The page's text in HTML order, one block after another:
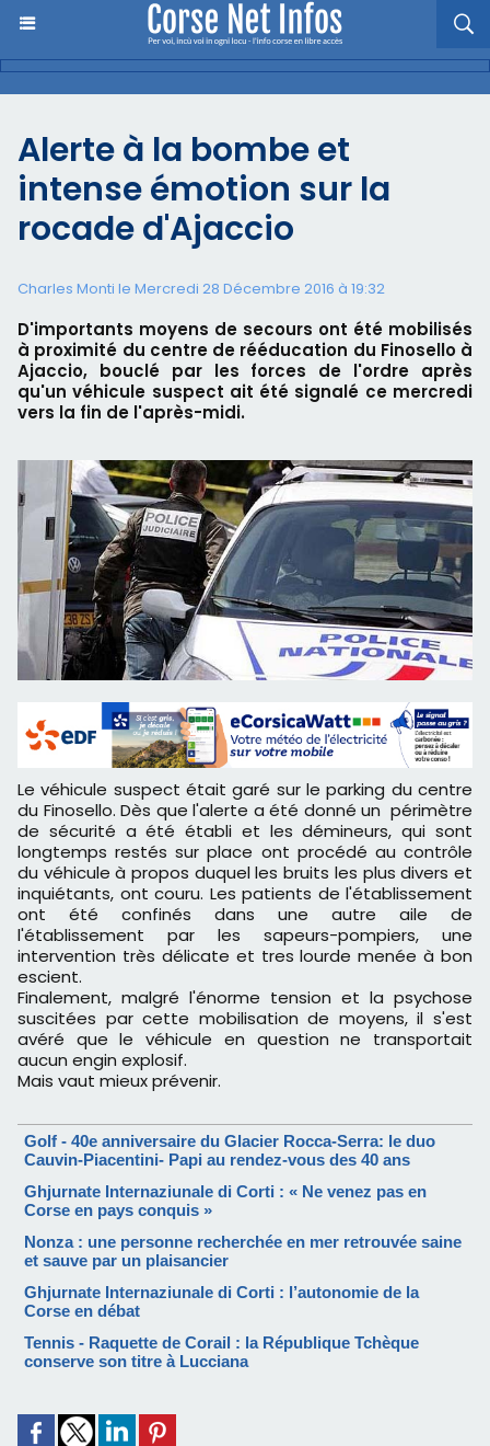
Alerte à la bombe et
intense émotion sur la
rocade d'Ajaccio
Charles Monti le Mercredi 28 Décembre 2016 à 19:32
D'importants moyens de secours ont été mobilisés
à proximité du centre de rééducation du Finosello à
Ajaccio, bouclé par les forces de l'ordre après
qu'un véhicule suspect ait été signalé ce mercredi
vers la fin de l'après-midi.
Le véhicule suspect était garé sur le parking du centre
du Finosello. Dès que l'alerte a été donné un périmètre
de sécurité a été établi et les démineurs, qui sont
longtemps restés sur place ont procédé au contrôle
du véhicule à propos duquel les bruits les plus divers et
inquiétants, ont couru. Les patients de l'établissement
ont été confinés dans une autre aile de
l'établissement par les sapeurs-pompiers, une
intervention très délicate et tres lourde menée à bon
escient.
Finalement, malgré l'énorme tension et la psychose
suscitées par cette mobilisation de moyens, il s'est
avéré que le véhicule en question ne transportait
aucun engin explosif.
Mais vaut mieux prévenir.
Golf - 40e anniversaire du Glacier Rocca-Serra: le duo
Cauvin-Piacentini- Papi au rendez-vous des 40 ans
Ghjurnate Internaziunale di Corti : « Ne venez pas en
Corse en pays conquis »
Nonza : une personne recherchée en mer retrouvée saine
et sauve par un plaisancier
Ghjurnate Internaziunale di Corti : l’autonomie de la
Corse en débat
Tennis - Raquette de Corail : la République Tchèque
conserve son titre à Lucciana